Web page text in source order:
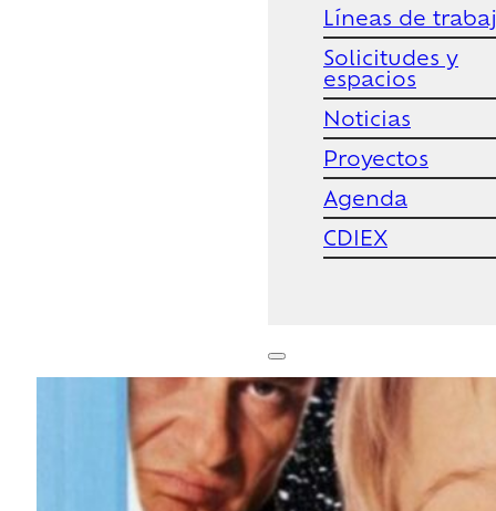
Líneas de
Solicitudes y
espacios
Noticias
Proyectos
Agenda
CDIEX